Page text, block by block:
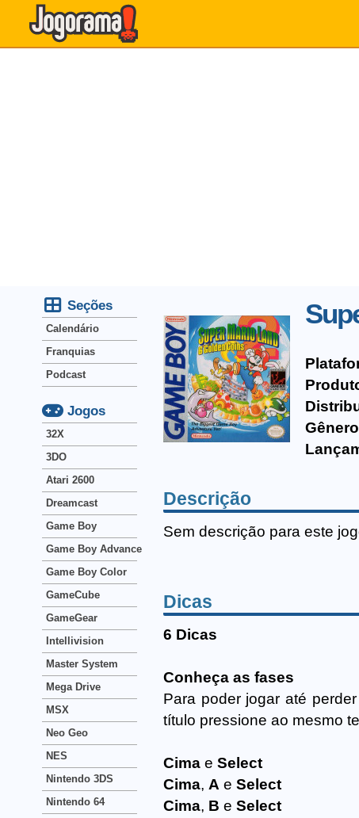
Descrição
Sem descrição para este
Dicas
6 Dicas
Conheça as fases
Para poder jogar até
título pressione ao mesmo
Cima e Select
Cima, A e Select
Cima, B e Select
Seções
Calendário
Franquias
Podcast
Jogos
32X
3DO
Atari 2600
Dreamcast
Game Boy
Game Boy Advance
Game Boy Color
GameCube
GameGear
Intellivision
Master System
Mega Drive
MSX
Neo Geo
NES
Nintendo 3DS
Nintendo 64